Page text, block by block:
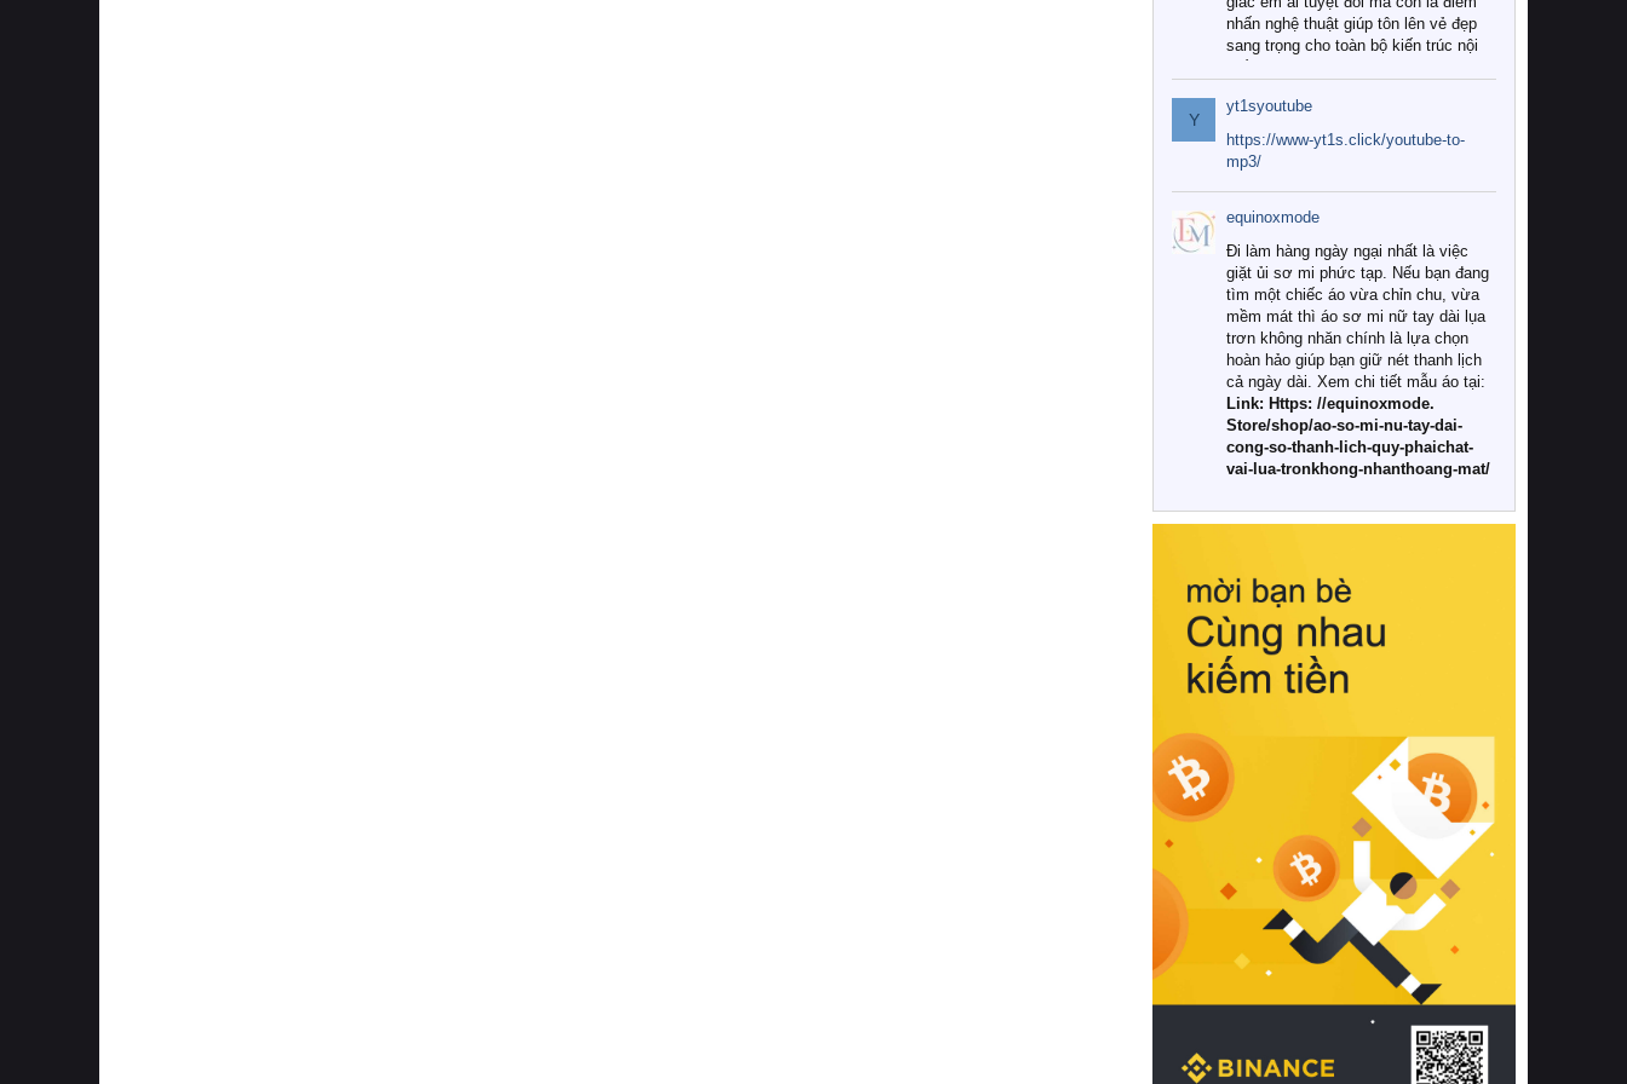
nhấn nghệ thuật giúp tôn lên vẻ đẹp
sang trọng cho toàn bộ kiến trúc nội
Tuy nhiên, giữa thị trường đa dạng
với vô vàn thương hiệu và mẫu mã
như hiện nay, làm thế nào để chọn
được những bộ chăn ga gối đệm cao
cấp thực sự chất lượng, phù hợp với
khí hậu và nhu cầu sử dụng của gia
đình? Hãy cùng chúng tôi đi tìm lời
giải đáp chi tiết qua bài viết dưới đây.
1. Tại sao các gia đình hiện đại lại ưa
chuộng chăn ga gối đệm cao cấp?
Khác với các dòng sản phẩm thông
thường, những bộ chăn ga gối đệm
cao cấp trải qua quy trình sản xuất
nghiêm ngặt từ khâu chọn lọc nguyên
liệu tự nhiên đến công nghệ dệt
nhuộm hiện đại không chứa hóa chất
này, bạn sẽ cảm nhận rõ rệt sự khác
hồi chuẩn xác của phần đệm nâng đỡ
cột sống.
Bên cạnh đó, việc lựa chọn các dòng
sản phẩm đạt chuẩn chất lượng quốc
tế còn giúp ngăn ngừa tình trạng kích
khuẩn và nấm mốc trong điều kiện
thời tiết nóng ẩm. Bạn có thể tìm hiểu
thêm các nghiên cứu khoa học về tác
động của giấc ngủ và môi trường
phòng ngủ đối với sức khỏe con
người tại Sleep Foundation (External
Link) để có cái nhìn toàn diện hơn.
2. Các tiêu chí vàng khi lựa chọn
chăn ga gối đệm cao cấp cho phòng
ngủ
Để sở hữu một bộ chăn ga gối đệm
cao cấp hoàn hảo cả về thẩm mỹ lẫn
công năng, người tiêu dùng cần cân
nhắc kỹ lưỡng các tiêu chí quan trọng
Y
yt1syoutube
https://www-yt1s.click/youtube-to-
mp3/
equinoxmode
Đi làm hàng ngày ngại nhất là việc
giặt ủi sơ mi phức tạp. Nếu bạn đang
tìm một chiếc áo vừa chỉn chu, vừa
mềm mát thì áo sơ mi nữ tay dài lụa
trơn không nhăn chính là lựa chọn
hoàn hảo giúp bạn giữ nét thanh lịch
cả ngày dài. Xem chi tiết mẫu áo tại:
Link: Https: //equinoxmode.
Store/shop/ao-so-mi-nu-tay-dai-
cong-so-thanh-lich-quy-phaichat-
vai-lua-tronkhong-nhanthoang-mat/